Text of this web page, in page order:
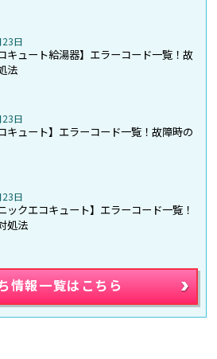
日
キュート給湯器】エラーコード一覧！故
法
日
キュート】エラーコード一覧！故障時の
日
ックエコキュート】エラーコード一覧！
処法
情報一覧はこちら